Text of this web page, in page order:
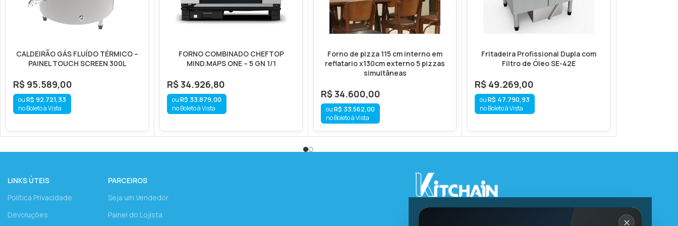
CALDEIRÃO GÁS FLUÍDO TÉRMICO –
PAINEL TOUCH SCREEN 300L
R$ 95.589,00
R$ 92.721,33
no Boleto à Vista
FORNO COMBINADO CHEFTOP
MIND.MAPS ONE – 5 GN 1/1
R$34.926,80
R$ 33.879,00
no Boleto à Vista
Forno de pizza 115 cm interno em
reflatario x130cm externo 5 pizzas
simultâneas
R$34.600,00
R$ 33.562,00
no Boleto à Vista
Fritadeira Profissional Dupla com
Filtro de Óleo SE-42E
R$ 49.269,00
R$ 47.790,93
no Boleto à Vista
LINKS ÚTEIS
Política Privacidade
Devoluções
PARCEIROS
Seja um Vendedor
Painel do Lojista
✕